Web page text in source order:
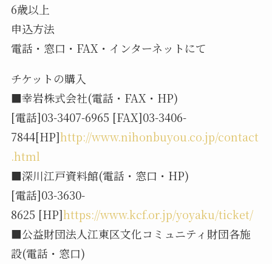
6歳以上
申込方法
電話・窓口・FAX・インターネットにて
チケットの購入
■幸岩株式会社(電話・FAX・HP)
[電話]03-3407-6965 [FAX]03-3406-
7844[HP]http://www.nihonbuyou.co.jp/contact
.html
■深川江戸資料館(電話・窓口・HP)
[電話]03-3630-
8625 [HP]https://www.kcf.or.jp/yoyaku/ticket/
■公益財団法人江東区文化コミュニティ財団各施
設(電話・窓口)